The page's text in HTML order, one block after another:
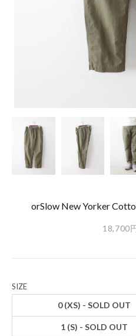
orSlow New Yorker
18,700
SIZE
0 (XS) - SOLD OUT
1 (S) - SOLD OUT